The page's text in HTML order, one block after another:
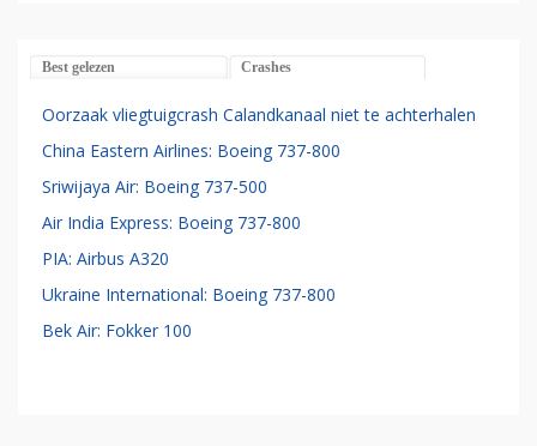
Best gelezen Crashes
Oorzaak vliegtuigcrash Calandkanaal niet te achterhalen
China Eastern Airlines: Boeing 737-800
Sriwijaya Air: Boeing 737-500
Air India Express: Boeing 737-800
PIA: Airbus A320
Ukraine International: Boeing 737-800
Bek Air: Fokker 100